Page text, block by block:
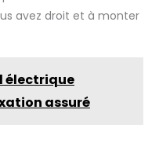
avez droit et à monter
électrique
assuré